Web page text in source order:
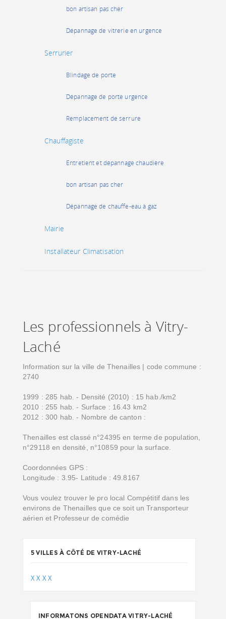
bon artisan pas cher
Dépannage de vitrerie en urgence
Serrurier
Blindage de porte
Dépannage de porte urgence
Remplacement de serrure
Chauffagiste
Entretient et dépannage chaudière
bon artisan pas cher
Dépannage de chauffe-eau à gaz
Mairie
Installateur Climatisation
Les professionnels à Vitry-
Laché
Information sur la ville de Thenailles | code commune :
2740
1999 : 285 hab. - Densité (2010) : 15 hab./km2
2010 : 255 hab. - Surface : 16.43 km2
2012 : 300 hab. - Nombre de canton :
Thenailles est classé n°24395 en terme de population,
n°29118 en densité, n°10859 pour la surface.
Coordonnées GPS :
Longitude : 3.95- Latitude : 49.8167
Vous voulez trouver le pro local Compétitif dans les
environs de Thenailles que ce soit un Transporteur
aérien et Professeur de comédie
5 VILLES À CÔTÉ DE VITRY-LACHÉ
XX XX
INFORMATONS OPENDATA VITRY-LACHÉ